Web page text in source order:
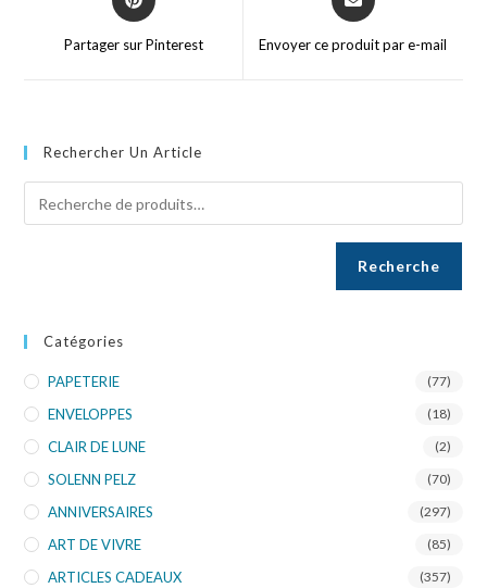
Partager sur Pinterest Envoyer ce produit par e-mail
Rechercher Un Article
Recherche
Catégories
PAPETERIE (77)
ENVELOPPES (18)
CLAIR DE LUNE (2)
SOLENN PELZ (70)
ANNIVERSAIRES (297)
ART DE VIVRE (85)
ARTICLES CADEAUX (357)